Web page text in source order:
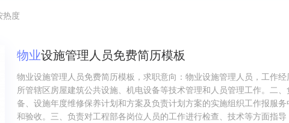
热度
物业设施管理人员免费简历模板
物业设施管理人员免费简历模板，求职意向：物业设施管理人员，工作
所管辖区房屋建筑公共设施、机电设备等技术管理和人员管理工作。二
备、设施年度维修保养计划和方案及负责计划方案的实施组织工作报服
和验收。三、负责对工程部各岗位人员的工作进行检查、技术等方面指